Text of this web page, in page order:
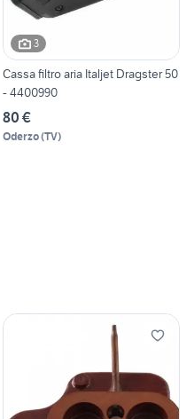
3
Cassa filtro aria Italjet Dragster 50
- 4400990
80 €
Oderzo(TV)